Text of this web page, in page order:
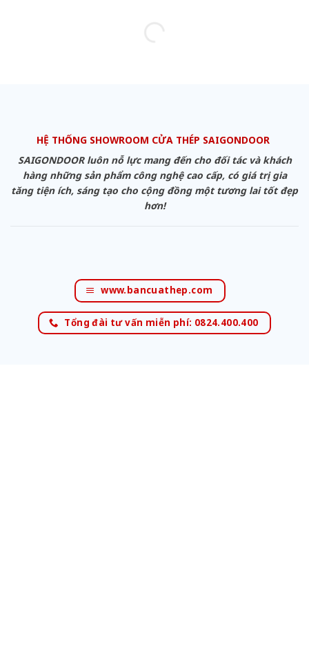
HỆ THỐNG SHOWROOM CỬA THÉP SAIGONDOOR
SAIGONDOOR luôn nỗ lực mang đến cho đối tác và khách
hàng những sản phẩm công nghệ cao cấp, có giá trị gia
tăng tiện ích, sáng tạo cho cộng đồng một tương lai tốt đẹp
hơn!
www.bancuathep.com
Tổng đài tư vấn miễn phí: 0824.400.400